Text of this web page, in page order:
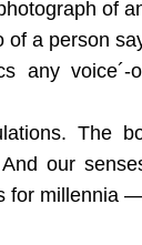
any
The
our
for millennia